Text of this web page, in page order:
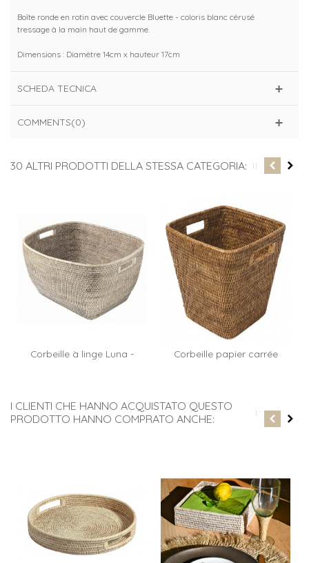
Boîte ronde en rotin avec couvercle Bluette - coloris blanc cérusé
tressage à la main haut de gamme.
Dimensions : Diamètre 14cm x hauteur 17cm
SCHEDA TECNICA
COMMENTS(0)
30 ALTRI PRODOTTI DELLA STESSA CATEGORIA:
Corbeille à linge Luna -
Corbeille papier carrée
I CLIENTI CHE HANNO ACQUISTATO QUESTO
PRODOTTO HANNO COMPRATO ANCHE: